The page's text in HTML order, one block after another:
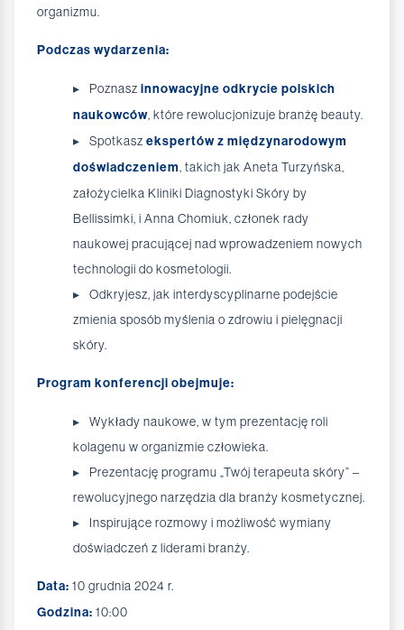
organizmu.
Podczas wydarzenia:
Poznasz innowacyjne odkrycie polskich
naukowców, które rewolucjonizuje branżę beauty.
Spotkasz ekspertów z międzynarodowym
doświadczeniem, takich jak Aneta Turzyńska,
założycielka Kliniki Diagnostyki Skóry by
Bellissimki, i Anna Chomiuk, członek rady
naukowej pracującej nad wprowadzeniem nowych
technologii do kosmetologii.
Odkryjesz, jak interdyscyplinarne podejście
zmienia sposób myślenia o zdrowiu i pielęgnacji
skóry.
Program konferencji obejmuje:
Wykłady naukowe, w tym prezentację roli
kolagenu w organizmie człowieka.
Prezentację programu „Twój terapeuta skóry” –
rewolucyjnego narzędzia dla branży kosmetycznej.
Inspirujące rozmowy i możliwość wymiany
doświadczeń z liderami branży.
Data: 10 grudnia 2024 r.
Godzina: 10:00